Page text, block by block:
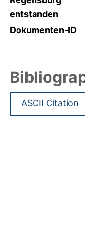
entstanden
Dokumenten-ID